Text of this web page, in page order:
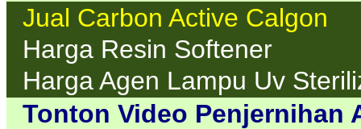
Jual Carbon Active Calgon
Harga Resin Softener
Harga Agen Lampu Uv
Tonton Video Penjernihan